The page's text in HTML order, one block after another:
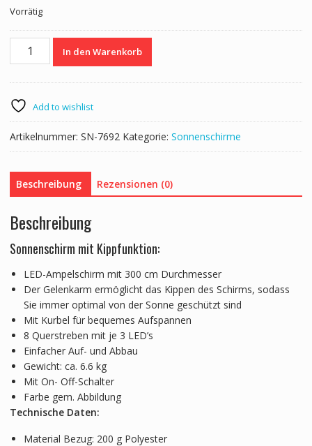
Vorrätig
Sonnenschirm
cm
grün
Menge
In den Warenkorb
Add to wishlist
Artikelnummer: SN-7692 Kategorie: Sonnenschirme
Beschreibung Rezensionen (0)
Beschreibung
Sonnenschirm mit Kippfunktion:
LED-Ampelschirm mit 300 cm Durchmesser
Der Gelenkarm ermöglicht das Kippen des Schirms, sodass
Sie immer optimal von der Sonne geschützt sind
Mit Kurbel für bequemes Aufspannen
8 Querstreben mit je 3 LED’s
Einfacher Auf- und Abbau
Gewicht: ca. 6.6 kg
Mit On- Off-Schalter
Farbe gem. Abbildung
Technische Daten:
Material Bezug: 200 g Polyester